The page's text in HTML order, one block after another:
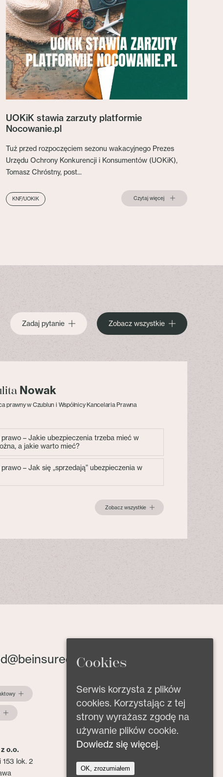
UOKiK stawia zarzuty platformie
Nocowanie.pl
Tuż przed rozpoczęciem sezonu wakacyjnego Prezes
Urzędu Ochrony Konkurencji i Konsumentów (UOKiK),
Tomasz Chróstny, post...
KNF/UOKIK Czytaj więcej
Zadaj pytanie Zobacz wszystkie
Nowak
prawny w Czublun i Wspólnicy Kancelaria Prawna
– Jakie ubezpieczenia trzeba mieć w
a jakie warto mieć?
– Jak się „sprzedają” ubezpieczenia w
Zobacz wszystkie
o.o.
153 lok. 2
Cookies
Serwis korzysta z plików
cookies. Korzystając z tej
strony wyrażasz zgodę na
używanie plików cookie.
Dowiedz się więcej.
OK, zrozumiałem